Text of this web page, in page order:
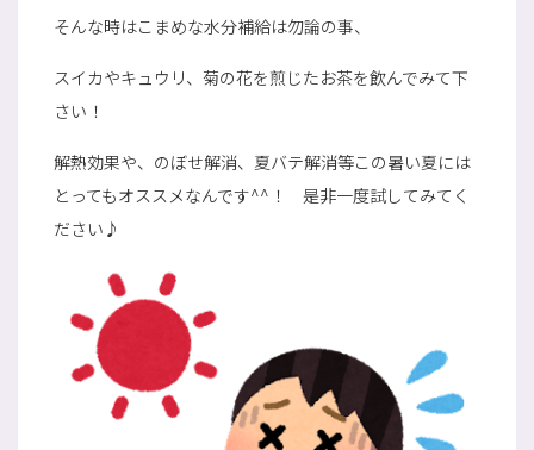
そんな時はこまめな水分補給は勿論の事、
スイカやキュウリ、菊の花を煎じたお茶を飲んでみて下
さい！
解熱効果や、のぼせ解消、夏バテ解消等この暑い夏には
とってもオススメなんです^^！ 是非一度試してみてく
ださい♪